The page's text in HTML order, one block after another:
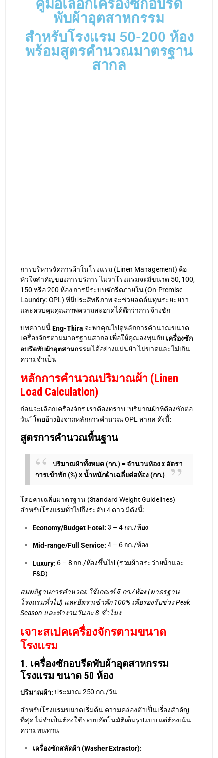
ความจำเป็น
หลักการคำนวณปริมาณผ้า (Linen
Load Calculation)
ก่อนจะเลือกเครื่องจักร เราต้องทราบ “ปริมาณผ้าที่ต้องซักต่อ
วัน” โดยอ้างอิงจากหลักการคำนวณ OPL สากล ดังนี้:
สูตรการคำนวณพื้นฐาน
การเข้าพัก (%) x น้ำหนักผ้าเฉลี่ยต่อห้อง (กก.)
โดยค่าเฉลี่ยมาตรฐาน (Standard Weight Guidelines)
สำหรับโรงแรมทั่วไปถึงระดับ 4 ดาว มีดังนี้:
Economy/Budget Hotel:3 – 4 กก./ห้อง
Luxury:
6 – 8 กก./ห้องขึ้นไป (รวมผ้าสระว่ายน้ำและ
สมมติฐานการคำนวณ: ใช้เกณฑ์ 5 กก./ห้อง (มาตรฐาน
โรงแรมทั่วไป) และอัตราเข้าพัก 100% เพื่อรองรับช่วง Peak
เจาะสเปคเครื่องจักรตามขนาด
โรงแรม
1. เครื่องซักอบรีดพับผ้าอุตสาหกรรม
ปริมาณผ้า:ประมาณ 250 กก./วัน
สำหรับโรงแรมขนาดเริ่มต้น ความคล่องตัวเป็นเรื่องสำคัญ
ที่สุด ไม่จำเป็นต้องใช้ระบบอัตโนมัติเต็มรูปแบบ แต่ต้องเน้น
ความทนทาน
เครื่องซักสลัดผ้า (Washer Extractor):
ขนาดแนะนำ: 25 – 30 กก. จำนวน 1-2 เครื่อง
รุ่นที่ทาง Eng-Thira แนะนำ:
(Made in Spain)
ROYAL WASH WEH หรือ WES (Made in PRC)
TOLKAR HYDRA (Made in Turkiye)
YASEN SXT-F (Made in PRC)